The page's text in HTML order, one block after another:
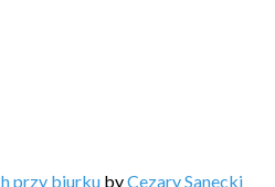
przy biurku byCezary Sanecki